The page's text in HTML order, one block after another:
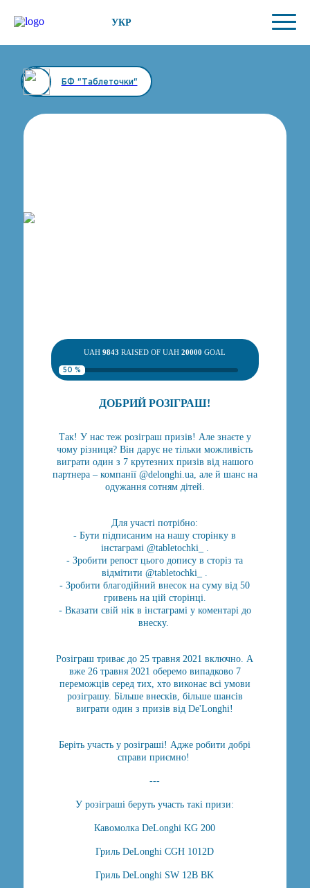
УКР
БФ "Таблеточки"
UAH9843 RAISED OF UAH20000 GOAL
50 %
ДОБРИЙ РОЗІГРАШ!
Так! У нас теж розіграш призів! Але знаєте у
чому різниця? Він дарує не тільки можливість
виграти один з 7 крутезних призів від нашого
партнера – компанії @delonghi.ua, але й шанс на
одужання сотням дітей.
Для участі потрібно:
- Бути підписаним на нашу сторінку в
інстаграмі @tabletochki_ .
- Зробити репост цього допису в сторіз та
відмітити @tabletochki_ .
- Зробити благодійний внесок на суму від 50
гривень на цій сторінці.
- Вказати свій нік в інстаграмі у коментарі до
внеску.
Розіграш триває до 25 травня 2021 включно. А
вже 26 травня 2021 оберемо випадково 7
переможців серед тих, хто виконає всі умови
розіграшу. Більше внесків, більше шансів
виграти один з призів від De'Longhi!
Беріть участь у розіграші! Адже робити добрі
справи приємно!
---
У розіграші беруть участь такі призи:
Кавомолка DeLonghi KG 200
Гриль DeLonghi CGH 1012D
Гриль DeLonghi SW 12B BK